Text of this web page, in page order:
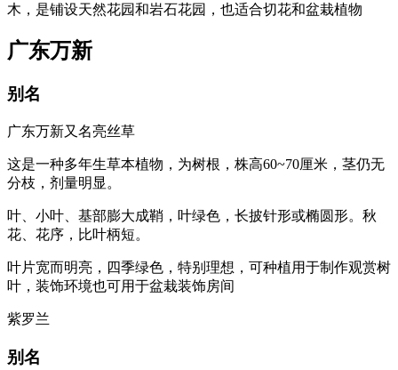
木，是铺设天然花园和岩石花园，也适合切花和盆栽植物
广东万新
别名
广东万新又名亮丝草
这是一种多年生草本植物，为树根，株高60~70厘米，茎仍无
分枝，剂量明显。
叶、小叶、基部膨大成鞘，叶绿色，长披针形或椭圆形。秋
花、花序，比叶柄短。
叶片宽而明亮，四季绿色，特别理想，可种植用于制作观赏树
叶，装饰环境也可用于盆栽装饰房间
紫罗兰
别名